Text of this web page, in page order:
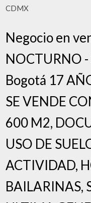
CDMX
Negocio en
NOCTURNO -
Bogotá 17
SE VENDE
600 M2,
USO DE
ACTIVIDAD,
BAILARINAS,